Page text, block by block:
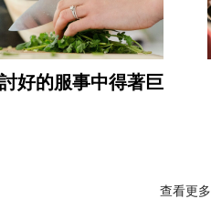
好的服事中得著巨
查看更多